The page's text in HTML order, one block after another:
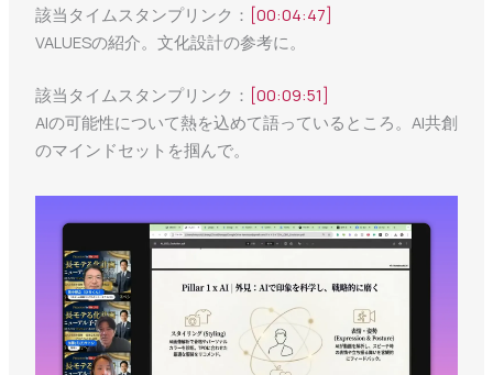
該当タイムスタンプリンク： [00:04:47]
VALUESの紹介。文化設計の参考に。
該当タイムスタンプリンク： [00:09:51]
AIの可能性について熱を込めて語っているところ。AI共創
のマインドセットを掴んで。